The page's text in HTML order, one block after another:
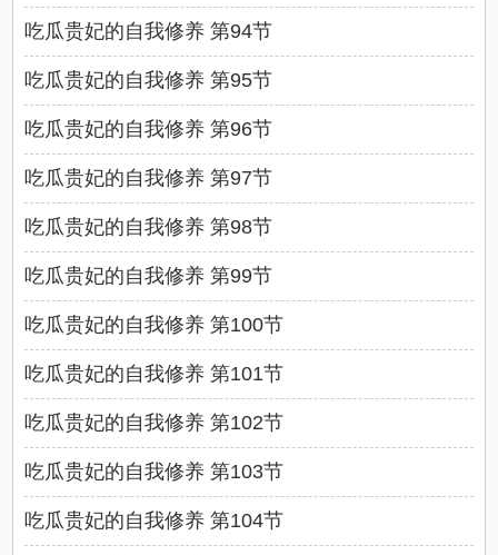
吃瓜贵妃的自我修养 第94节
吃瓜贵妃的自我修养 第95节
吃瓜贵妃的自我修养 第96节
吃瓜贵妃的自我修养 第97节
吃瓜贵妃的自我修养 第98节
吃瓜贵妃的自我修养 第99节
吃瓜贵妃的自我修养 第100节
吃瓜贵妃的自我修养 第101节
吃瓜贵妃的自我修养 第102节
吃瓜贵妃的自我修养 第103节
吃瓜贵妃的自我修养 第104节